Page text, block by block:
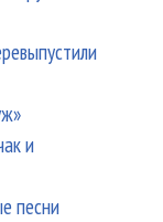
и
песни